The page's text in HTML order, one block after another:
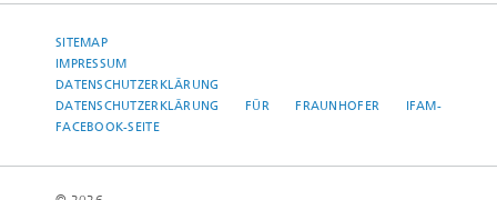
SITEMAP
IMPRESSUM
DATENSCHUTZERKLÄRUNG
DATENSCHUTZERKLÄRUNG FÜR FRAUNHOFER IFAM-
FACEBOOK-SEITE